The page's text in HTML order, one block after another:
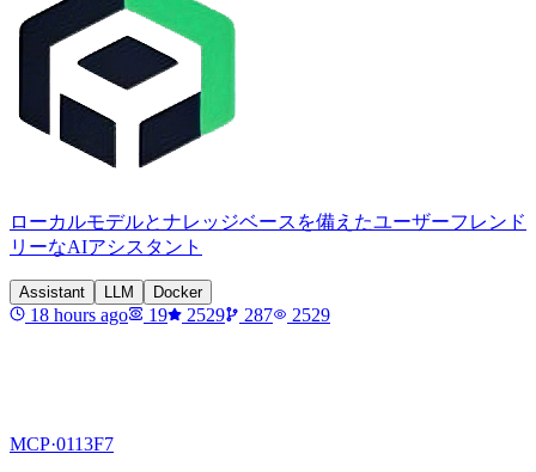
ローカルモデルとナレッジベースを備えたユーザーフレンド
リーなAIアシスタント
Assistant LLM Docker
18 hours ago 19 2529 287 2529
MCP·0113F7